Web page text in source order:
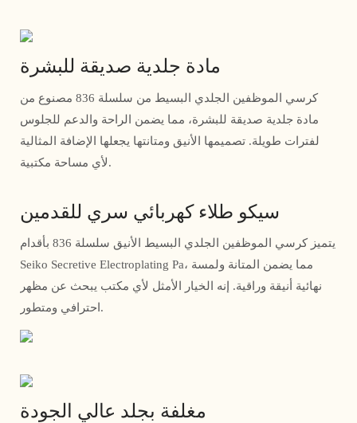
مادة جلدية صديقة للبشرة
كرسي الموظفين الجلدي البسيط من سلسلة 836 مصنوع من
مادة جلدية صديقة للبشرة، مما يضمن الراحة والدعم للجلوس
لفترات طويلة. تصميمها الأنيق ومتانتها يجعلها الإضافة المثالية
لأي مساحة مكتبية.
سيكو طلاء كهربائي سري للقدمين
يتميز كرسي الموظفين الجلدي البسيط الأنيق سلسلة 836 بأقدام
Seiko Secretive Electroplating Pa، مما يضمن المتانة ولمسة
نهائية أنيقة وراقية. إنه الخيار الأمثل لأي مكتب يبحث عن مظهر
احترافي ومتطور.
مغلفة بجلد عالي الجودة